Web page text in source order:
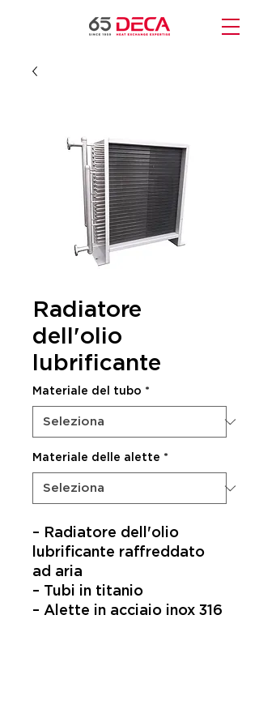
Radiatore
dell'olio
lubrificante
Materiale del tubo *
Materiale delle alette *
– Radiatore dell'olio
lubrificante raffreddato
ad aria
– Tubi in titanio​
– Alette in acciaio inox 316​